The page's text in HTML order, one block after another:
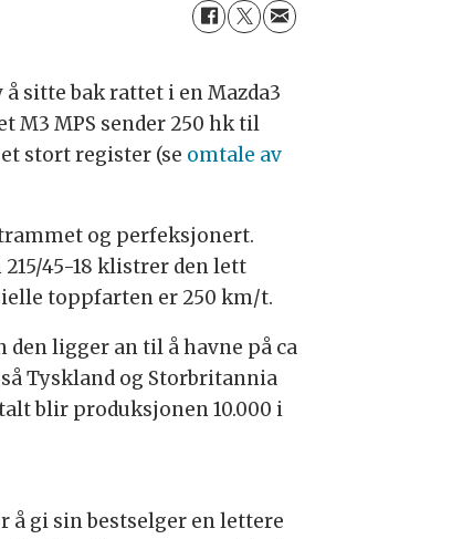
sitte bak rattet i en Mazda3
M3 MPS sender 250 hk til
stort register (se omtale av
og perfeksjonert.
45-18 klistrer den lett
toppfarten er 250 km/t.
ligger an til å havne på ca
Tyskland og Storbritannia
blir produksjonen 10.000 i
å gi sin bestselger en lettere